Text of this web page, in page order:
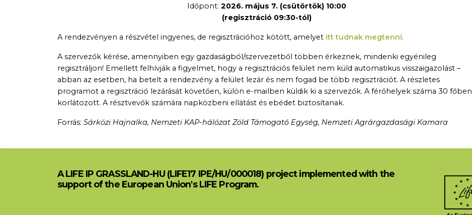
Időpont: 2026. május 7. (csütörtök) 10:00
(regisztráció 09:30-tól)
A rendezvényen a részvétel ingyenes, de regisztrációhoz kötött, amelyet itt tudnak megtenni.
A szervezők kérése, amennyiben egy gazdaságból/szervezetből többen érkeznek, mindenki egyénileg
regisztráljon! Emellett felhívják a figyelmet, hogy a regisztrációs felület nem küld automatikus visszaigazolást –
abban az esetben, ha betelt a rendezvény a felület lezár és nem fogad be több regisztrációt. A részletes
programot a regisztráció lezárását követően, külön e-mailben küldik ki a szervezők. A férőhelyek száma 30 főben
korlátozott. A résztvevők számára napközbeni ellátást és ebédet biztosítanak.
Forrás: Sárközi Hajnalka, Nemzeti KAP-hálózat Zöld Támogató Egység, Nemzeti Agrárgazdasági Kamara
A LIFE IP GRASSLAND-HU (LIFE17 IPE/HU/000018) project implemented with the
support of the European Union's LIFE Program.